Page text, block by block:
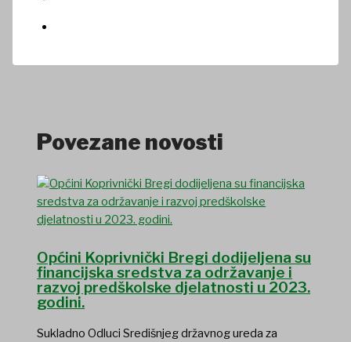
Povezane novosti
Općini Koprivnički Bregi dodijeljena su
financijska sredstva za održavanje i
razvoj predškolske djelatnosti u 2023.
godini.
Sukladno Odluci Središnjeg državnog ureda za